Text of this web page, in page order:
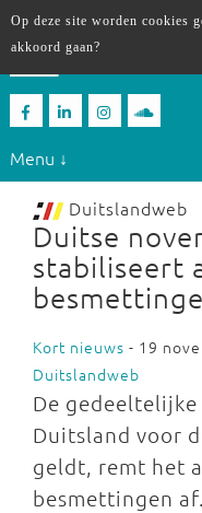
Menu ↓
Duitslandweb
Duitse
stabiliseert
Kort nieuws - 19
Duitslandweb
De
Duitsland voor
geldt, remt het
besmettingen
Op deze site worden cookies
akkoord gaan?